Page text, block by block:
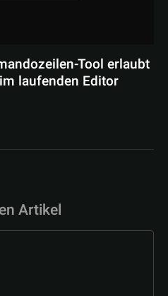
Tool erlaubt
laufenden Editor
Artikel